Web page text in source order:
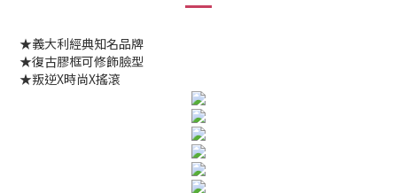
★義大利經典知名品牌
★復古膠框可修飾臉型
★叛逆X時尚X搖滾